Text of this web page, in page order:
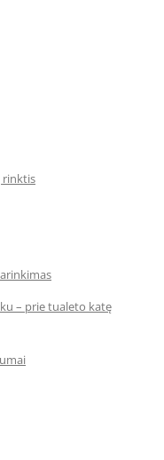
rinktis
– prie tualeto katę